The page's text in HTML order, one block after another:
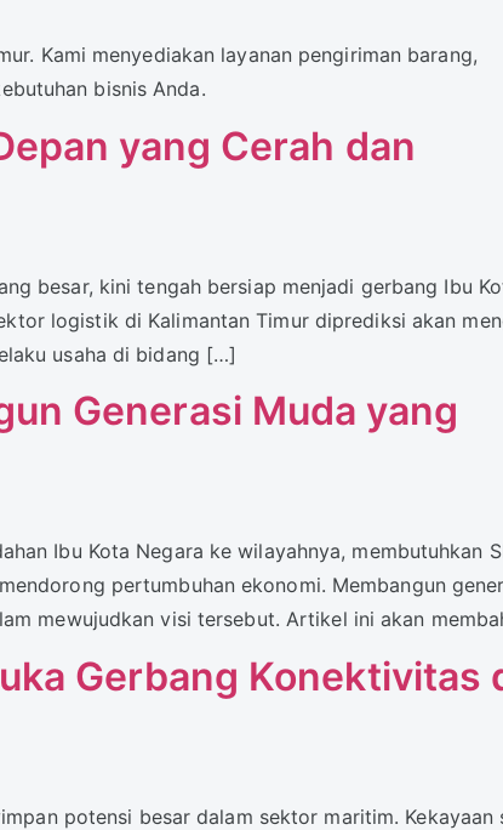
Kami menyediakan layanan pengiriman barang,
bisnis Anda.
yang Cerah dan
besar, kini tengah bersiap menjadi gerbang Ibu
logistik di Kalimantan Timur diprediksi akan
usaha di bidang […]
Generasi Muda yang
Ibu Kota Negara ke wilayahnya, membutuhkan
pertumbuhan ekonomi. Membangun
mewujudkan visi tersebut. Artikel ini akan
Gerbang Konektivitas
potensi besar dalam sektor maritim. Kekayaan